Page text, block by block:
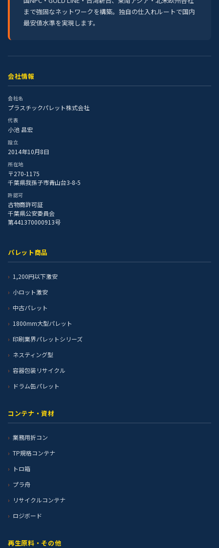
まで強固なネットワークを構築。独自の仕入れルートで国内
最安値水準を実現します。
会社情報
会社名
プラスチックパレット株式会社
代表
小池 昌宏
設立
2014年10月8日
所在地
〒270-1175
千葉県我孫子市青山台3-8-5
許認可
古物商許可証
千葉県公安委員会
第441370000913号
パレット商品
1,200円以下激安
小ロット激安
中古パレット
1800mm大型パレット
印刷業界パレットシリーズ
ネスティング型
容器包装リサイクル
ドラム缶パレット
コンテナ・資材
業務用折コン
TP規格コンテナ
トロ箱
プラ舟
リサイクルコンテナ
ロジボード
再生原料・その他